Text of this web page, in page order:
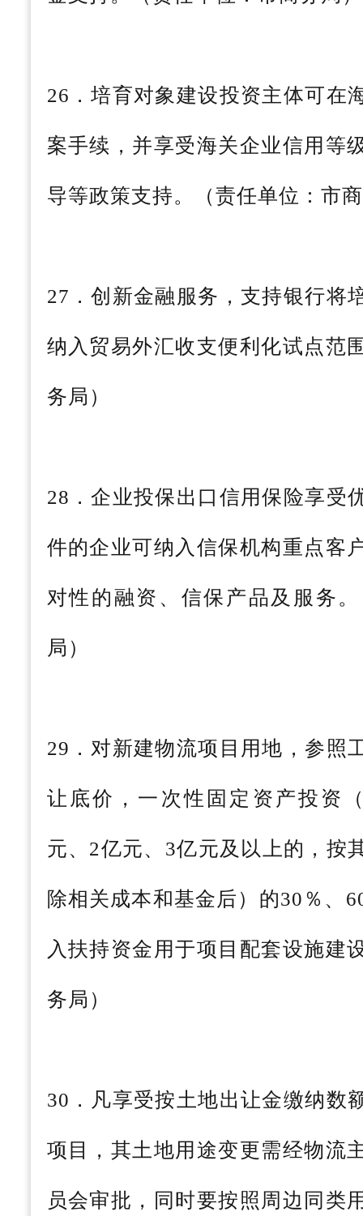
26．培育对象建设投资主体可在
案手续，并享受海关企业信用等
导等政策支持。（责任单位：市
27．创新金融服务，支持银行将
纳入贸易外汇收支便利化试点范
务局）
28．企业投保出口信用保险享受
件的企业可纳入信保机构重点客
对性的融资、信保产品及服务
局）
29．对新建物流项目用地，参照
让底价，一次性固定资产投资
元、2亿元、3亿元及以上的，按
除相关成本和基金后）的30％、
入扶持资金用于项目配套设施建
务局）
30．凡享受按土地出让金缴纳数
项目，其土地用途变更需经物流
员会审批，同时要按照周边同类